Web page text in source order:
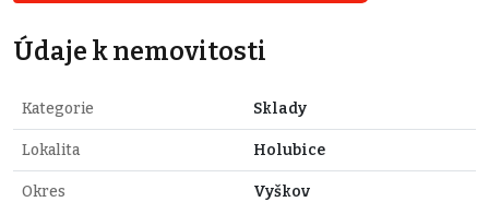
Údaje k nemovitosti
Kategorie Sklady
Lokalita Holubice
Okres Vyškov